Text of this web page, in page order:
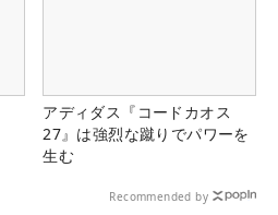
アディダス『コードカオス
27』は強烈な蹴りでパワーを
生む
Recommended by